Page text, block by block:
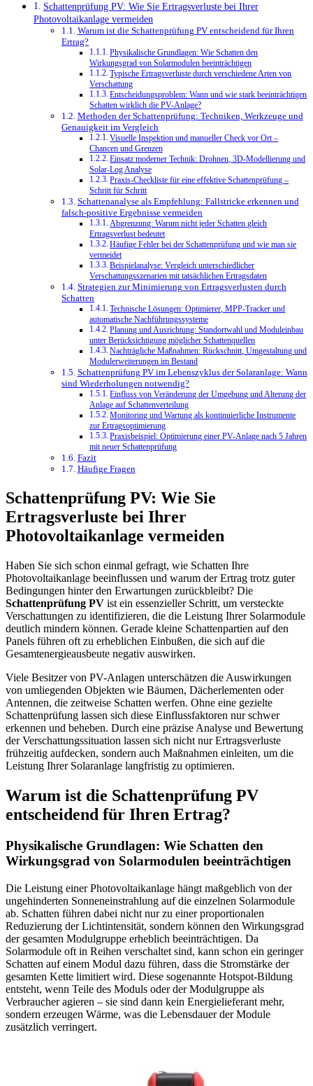
Schattenprüfung PV: Wie Sie Ertragsverluste bei Ihrer
Photovoltaikanlage vermeiden
Warum ist die Schattenprüfung PV entscheidend für Ihren
Ertrag?
Physikalische Grundlagen: Wie Schatten den
Wirkungsgrad von Solarmodulen beeinträchtigen
Typische Ertragsverluste durch verschiedene Arten von
Verschattung
Entscheidungsproblem: Wann und wie stark beeinträchtigen
Schatten wirklich die PV-Anlage?
Methoden der Schattenprüfung: Techniken, Werkzeuge und
Genauigkeit im Vergleich
Visuelle Inspektion und manueller Check vor Ort –
Chancen und Grenzen
Einsatz moderner Technik: Drohnen, 3D-Modellierung und
Solar-Log Analyse
Praxis-Checkliste für eine effektive Schattenprüfung –
Schritt für Schritt
Schattenanalyse als Empfehlung: Fallstricke erkennen und
falsch-positive Ergebnisse vermeiden
Abgrenzung: Warum nicht jeder Schatten gleich
Ertragsverlust bedeutet
Häufige Fehler bei der Schattenprüfung und wie man sie
vermeidet
Beispielanalyse: Vergleich unterschiedlicher
Verschattungsszenarien mit tatsächlichen Ertragsdaten
Strategien zur Minimierung von Ertragsverlusten durch
Schatten
Technische Lösungen: Optimierer, MPP-Tracker und
automatische Nachführungssysteme
Planung und Ausrichtung: Standortwahl und Moduleinbau
unter Berücksichtigung möglicher Schattenquellen
Nachträgliche Maßnahmen: Rückschnitt, Umgestaltung und
Modulerweiterungen im Bestand
Schattenprüfung PV im Lebenszyklus der Solaranlage: Wann
sind Wiederholungen notwendig?
Einfluss von Veränderung der Umgebung und Alterung der
Anlage auf Schattenverteilung
Monitoring und Wartung als kontinuierliche Instrumente
zur Ertragsoptimierung
Praxisbeispiel: Optimierung einer PV-Anlage nach 5 Jahren
mit neuer Schattenprüfung
Fazit
Häufige Fragen
Schattenprüfung PV: Wie Sie
Ertragsverluste bei Ihrer
Photovoltaikanlage vermeiden
Haben Sie sich schon einmal gefragt, wie Schatten Ihre
Photovoltaikanlage beeinflussen und warum der Ertrag trotz guter
Bedingungen hinter den Erwartungen zurückbleibt? Die
Schattenprüfung PV ist ein essenzieller Schritt, um versteckte
Verschattungen zu identifizieren, die die Leistung Ihrer Solarmodule
deutlich mindern können. Gerade kleine Schattenpartien auf den
Panels führen oft zu erheblichen Einbußen, die sich auf die
Gesamtenergieausbeute negativ auswirken.
Viele Besitzer von PV-Anlagen unterschätzen die Auswirkungen
von umliegenden Objekten wie Bäumen, Dächerlementen oder
Antennen, die zeitweise Schatten werfen. Ohne eine gezielte
Schattenprüfung lassen sich diese Einflussfaktoren nur schwer
erkennen und beheben. Durch eine präzise Analyse und Bewertung
der Verschattungssituation lassen sich nicht nur Ertragsverluste
frühzeitig aufdecken, sondern auch Maßnahmen einleiten, um die
Leistung Ihrer Solaranlage langfristig zu optimieren.
Warum ist die Schattenprüfung PV
entscheidend für Ihren Ertrag?
Physikalische Grundlagen: Wie Schatten den
Wirkungsgrad von Solarmodulen beeinträchtigen
Die Leistung einer Photovoltaikanlage hängt maßgeblich von der
ungehinderten Sonneneinstrahlung auf die einzelnen Solarmodule
ab. Schatten führen dabei nicht nur zu einer proportionalen
Reduzierung der Lichtintensität, sondern können den Wirkungsgrad
der gesamten Modulgruppe erheblich beeinträchtigen. Da
Solarmodule oft in Reihen verschaltet sind, kann schon ein geringer
Schatten auf einem Modul dazu führen, dass die Stromstärke der
gesamten Kette limitiert wird. Diese sogenannte Hotspot-Bildung
entsteht, wenn Teile des Moduls oder der Modulgruppe als
Verbraucher agieren – sie sind dann kein Energielieferant mehr,
sondern erzeugen Wärme, was die Lebensdauer der Module
zusätzlich verringert.